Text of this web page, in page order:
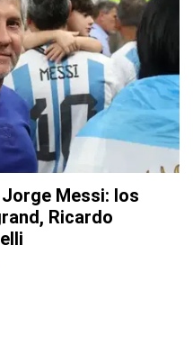
Messi: los
Ricardo